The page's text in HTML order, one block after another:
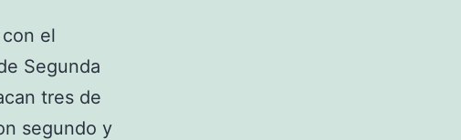
el
Segunda
tres de
segundo y